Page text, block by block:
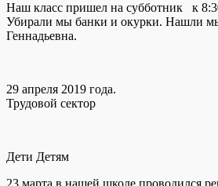
Наш класс пришел на субботник к
Убирали мы банки и окурки. Нашли мы
Геннадьевна.
29 апреля 2019 года.
Трудовой сектор
Дети Детям